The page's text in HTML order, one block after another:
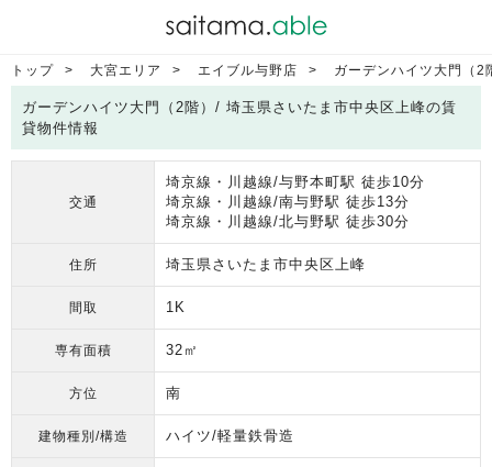
トップ 大宮エリア エイブル与野店 ガーデンハイツ大門（2
ガーデンハイツ大門（2階）/ 埼玉県さいたま市中央区上峰の賃
貸物件情報
交通
埼京線・川越線/与野本町駅 徒歩10分
埼京線・川越線/南与野駅 徒歩13分
埼京線・川越線/北与野駅 徒歩30分
住所 埼玉県さいたま市中央区上峰
間取 1K
専有面積 32㎡
方位 南
建物種別/構造 ハイツ/軽量鉄骨造